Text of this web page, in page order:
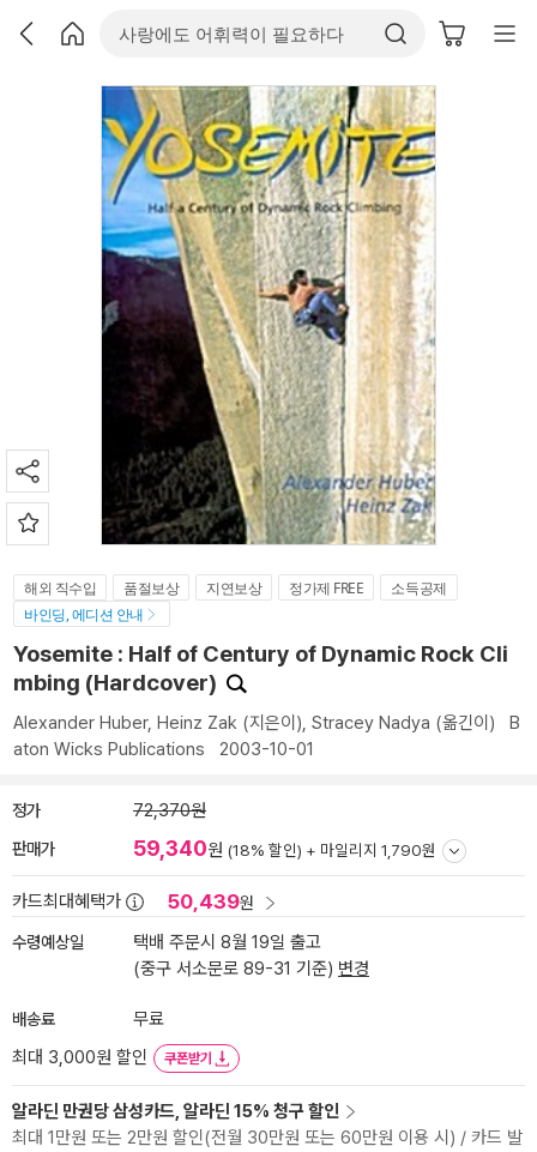
해외 직수입 품절보상 지연보상 정가제 FREE
소득공제
바인딩, 에디션 안내
Yosemite : Half of Century of Dynamic Rock Cli
mbing (Hardcover)
Alexander Huber, Heinz Zak (지은이), Stracey Nadya (옮긴이) B
aton Wicks Publications 2003-10-01
정가 72,370원
판매가 59,340원 (18% 할인) + 마일리지 1,790원
카드최대혜택가 50,439원
수령예상일
택배 주문시 8월 19일 출고
(중구 서소문로 89-31 기준) 변경
배송료
무료
최대 3,000원 할인
쿠폰받기
알라딘 만권당 삼성카드, 알라딘 15% 청구 할인
최대 1만원 또는 2만원 할인(전월 30만원 또는 60만원 이용 시) / 카드 발